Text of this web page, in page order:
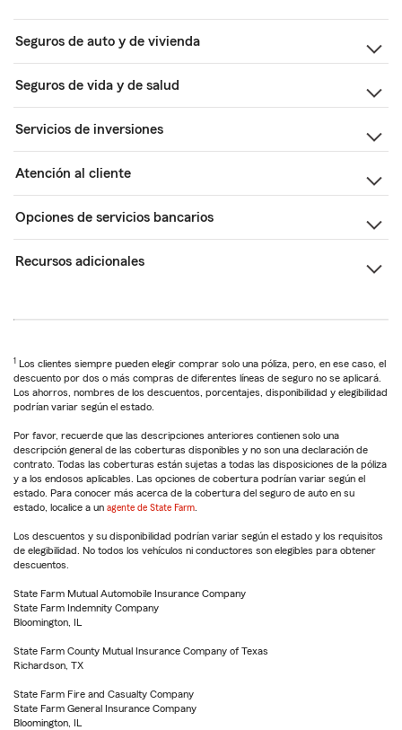
Seguros de auto y de vivienda
Seguros de vida y de salud
Servicios de inversiones
Atención al cliente
Opciones de servicios bancarios
Recursos adicionales
1 Los clientes siempre pueden elegir comprar solo una póliza, pero, en ese caso, el
descuento por dos o más compras de diferentes líneas de seguro no se aplicará.
Los ahorros, nombres de los descuentos, porcentajes, disponibilidad y elegibilidad
podrían variar según el estado.
Por favor, recuerde que las descripciones anteriores contienen solo una
descripción general de las coberturas disponibles y no son una declaración de
contrato. Todas las coberturas están sujetas a todas las disposiciones de la póliza
y a los endosos aplicables. Las opciones de cobertura podrían variar según el
estado. Para conocer más acerca de la cobertura del seguro de auto en su
estado, localice a un agente de State Farm
Los descuentos y su disponibilidad podrían variar según el estado y los requisitos
de elegibilidad. No todos los vehículos ni conductores son elegibles para obtener
descuentos.
State Farm Mutual Automobile Insurance Company
State Farm Indemnity Company
Bloomington, IL
State Farm County Mutual Insurance Company of Texas
Richardson, TX
State Farm Fire and Casualty Company
State Farm General Insurance Company
Bloomington, IL